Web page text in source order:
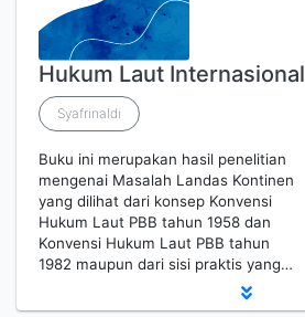
Hukum Laut Internasional
Syafrinaldi
Buku ini merupakan hasil penelitian
mengenai Masalah Landas Kontinen
yang dilihat dari konsep Konvensi
Hukum Laut PBB tahun 1958 dan
Konvensi Hukum Laut PBB tahun
1982 maupun dari sisi praktis yang…